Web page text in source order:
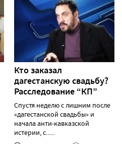
Кто заказал
дагестанскую свадьбу?
Расследование “КП”
Спустя неделю с лишним после
«дагестанской свадьбы» и
начала анти-кавказской
истерии, с......